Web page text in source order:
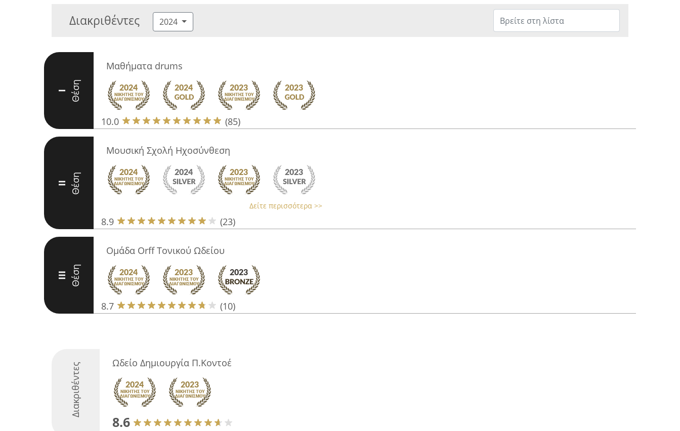
Διακριθέντες 2024
I Θέση
Μαθήματα drums
10.0 (85)
II Θέση
Μουσική Σχολή Ηχοσύνθεση
Δείτε περισσότερα >>
8.9 (23)
III Θέση
Ομάδα Orff Τονικού Ωδείου
8.7 (10)
Διακριθέντες Ωδείο Δημιουργία Π.Κοντοέ
8.6